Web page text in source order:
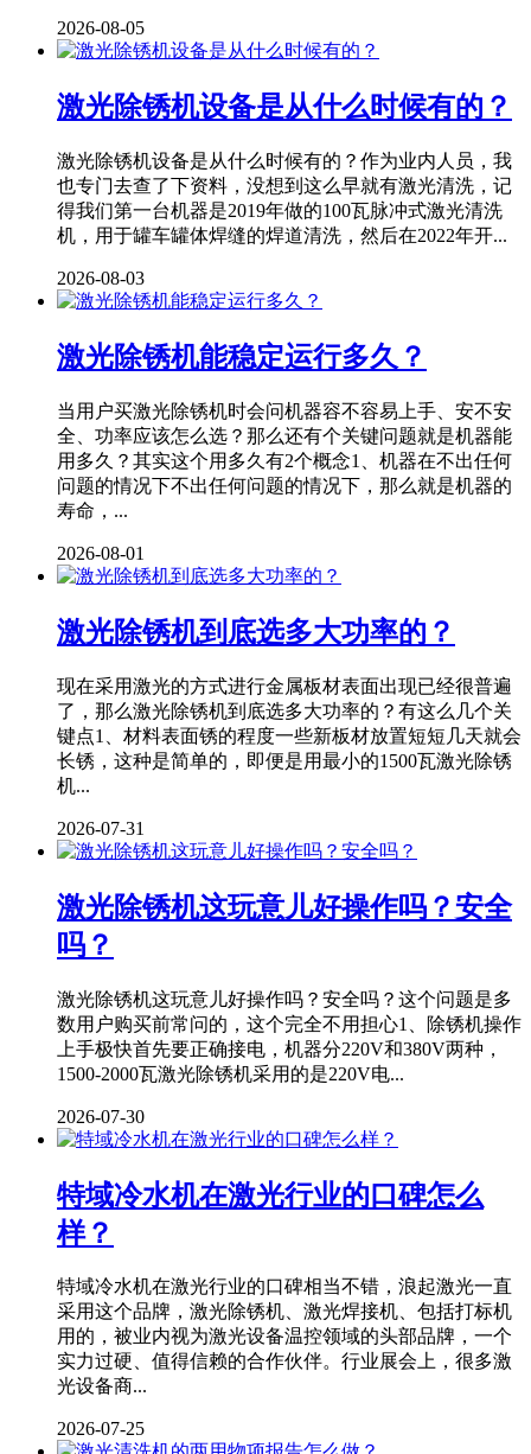
2026-08-05
激光除锈机设备是从什么时候有的？
激光除锈机设备是从什么时候有的？作为业内人员，我
也专门去查了下资料，没想到这么早就有激光清洗，记
得我们第一台机器是2019年做的100瓦脉冲式激光清洗
机，用于罐车罐体焊缝的焊道清洗，然后在2022年开...
2026-08-03
激光除锈机能稳定运行多久？
当用户买激光除锈机时会问机器容不容易上手、安不安
全、功率应该怎么选？那么还有个关键问题就是机器能
用多久？其实这个用多久有2个概念1、机器在不出任何
问题的情况下不出任何问题的情况下，那么就是机器的
寿命，...
2026-08-01
激光除锈机到底选多大功率的？
现在采用激光的方式进行金属板材表面出现已经很普遍
了，那么激光除锈机到底选多大功率的？有这么几个关
键点1、材料表面锈的程度一些新板材放置短短几天就会
长锈，这种是简单的，即便是用最小的1500瓦激光除锈
机...
2026-07-31
激光除锈机这玩意儿好操作吗？安全
吗？
激光除锈机这玩意儿好操作吗？安全吗？这个问题是多
数用户购买前常问的，这个完全不用担心1、除锈机操作
上手极快首先要正确接电，机器分220V和380V两种，
1500-2000瓦激光除锈机采用的是220V电...
2026-07-30
特域冷水机在激光行业的口碑怎么
样？
特域冷水机在激光行业的口碑相当不错，浪起激光一直
采用这个品牌，激光除锈机、激光焊接机、包括打标机
用的，被业内视为激光设备温控领域的头部品牌，一个
实力过硬、值得信赖的合作伙伴。行业展会上，很多激
光设备商...
2026-07-25